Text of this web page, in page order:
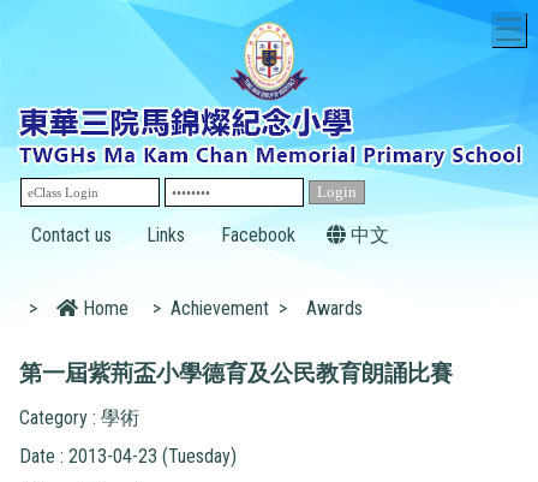
Contact us Links Facebook 中文
> Home > Achievement > Awards
第一屆紫荊盃小學德育及公民教育朗誦比賽
Category : 學術
Date : 2013-04-23 (Tuesday)